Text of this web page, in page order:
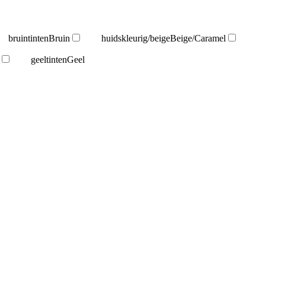
bruintintenBruin huidskleurig/beigeBeige/Caramel
geeltintenGeel